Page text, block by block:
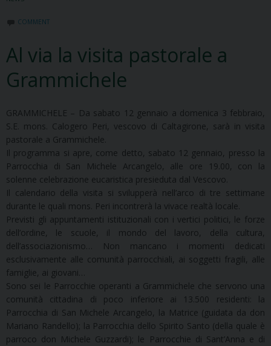
COMMENT
Al via la visita pastorale a
Grammichele
GRAMMICHELE – Da sabato 12 gennaio a domenica 3 febbraio,
S.E. mons. Calogero Peri, vescovo di Caltagirone, sarà in visita
pastorale a Grammichele.
Il programma si apre, come detto, sabato 12 gennaio, presso la
Parrocchia di San Michele Arcangelo, alle ore 19.00, con la
solenne celebrazione eucaristica presieduta dal Vescovo.
Il calendario della visita si svilupperà nell’arco di tre settimane
durante le quali mons. Peri incontrerà la vivace realtà locale.
Previsti gli appuntamenti istituzionali con i vertici politici, le forze
dell’ordine, le scuole, il mondo del lavoro, della cultura,
dell’associazionismo… Non mancano i momenti dedicati
esclusivamente alle comunità parrocchiali, ai soggetti fragili, alle
famiglie, ai giovani…
Sono sei le Parrocchie operanti a Grammichele che servono una
comunità cittadina di poco inferiore ai 13.500 residenti: la
Parrocchia di San Michele Arcangelo, la Matrice (guidata da don
Mariano Randello); la Parrocchia dello Spirito Santo (della quale è
parroco don Michele Guzzardi); le Parrocchie di Sant’Anna e di